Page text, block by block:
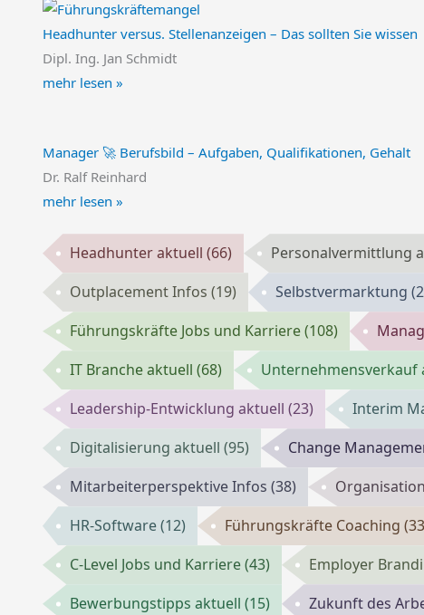
Headhunter versus. Stellenanzeigen – Das sollten Sie wissen
Dipl. Ing. Jan Schmidt
mehr lesen »
Manager 🚀 Berufsbild – Aufgaben, Qualifikationen, Gehalt
Dr. Ralf Reinhard
mehr lesen »
Headhunter aktuell (66) Personalvermittlung
Outplacement Infos (19) Selbstvermarktung
Führungskräfte Jobs und Karriere(108)
IT Branche aktuell (68) Unternehmensverkauf
Leadership-Entwicklung aktuell (23) Interim
Digitalisierung aktuell (95) Change
Mitarbeiterperspektive Infos (38)
HR-Software(12) Führungskräfte Coaching
C-Level Jobs und Karriere(43) Employer
Bewerbungstipps aktuell (15) Zukunft des